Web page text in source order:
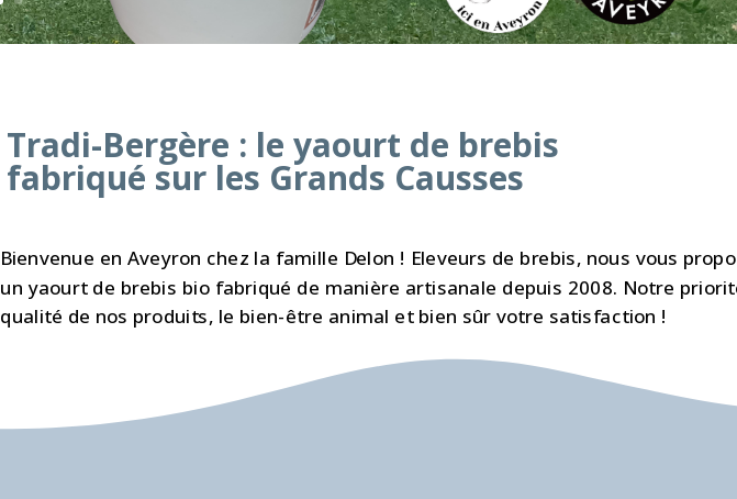
Bienvenue en Aveyron chez la famille Delon ! Eleveurs de brebis, nous vous
un yaourt de brebis bio fabriqué de manière artisanale depuis 2008. Notre
qualité de nos produits, le bien-être animal et bien sûr votre satisfaction !
Tradi-Bergère : le yaourt de brebis
fabriqué sur les Grands Causses